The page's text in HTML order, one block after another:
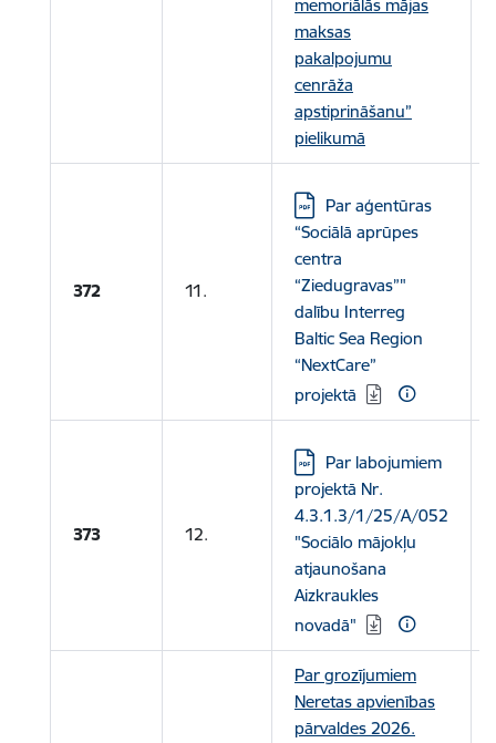
memoriālās mājas
maksas
pakalpojumu
cenrāža
apstiprināšanu”
pielikumā
372 11.
Lejupielādēt:
Par aģentūras
“Sociālā aprūpes
centra
“Ziedugravas”"
dalību Interreg
Baltic Sea Region
“NextCare”
projektā
373 12.
Lejupielādēt:
Par labojumiem
projektā Nr.
4.3.1.3/1/25/A/052
"Sociālo mājokļu
atjaunošana
Aizkraukles
novadā"
Par grozījumiem
Neretas apvienības
pārvaldes 2026.